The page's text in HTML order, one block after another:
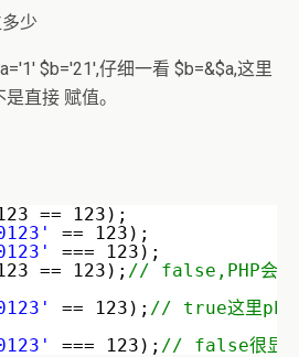
少
$b='21',仔细一看 $b=&$a,这里
直接 赋值。
== 123);
== 123);
=== 123);
== 123); // false,PHP会默认
== 123); // true这里php会
=== 123); // false很显然